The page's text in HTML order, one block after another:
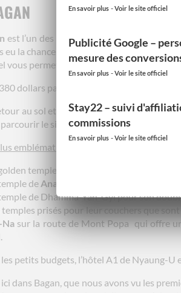
est l’un des sites les plus visités du
eu la chance de pouvoir tester un vol en
vous permettront d’obtenir à coup sur
380 dollars par personne (320 dollars par
au sol et après un petit déjeuner
le site de temple en temple.
emblématiques de
temple
de Ananda
de Dhamma-Yan-Gyi pour son
temples prisés pour leur couchers que sont
Na sur la route de Mont Popa qui offre
petits budgets, l’hôtel A1 de Nyaung-U
ici dans Bagan, que nous avons vu les
En savoir plus -Voir le site officiel
Publicité Google –
mesure des
En savoir plus -Voir le site officiel
Stay22 – suivi
commissions
En savoir plus -Voir le site officiel